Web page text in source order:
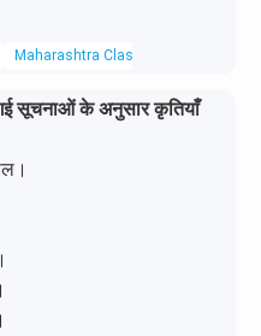
Maharashtra Class X Board
गई सूचनाओं के अनुसार कृतियाँ